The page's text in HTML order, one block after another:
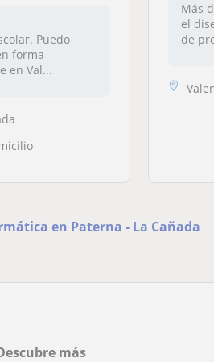
Puedo
forma
en Val...
Más
el
de
Valencia
en Paterna - La Cañada
más